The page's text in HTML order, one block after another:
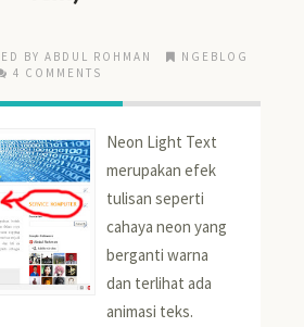
BY ABDUL ROHMAN
NGEBLOG
4 COMMENTS
Neon Light Text
merupakan efek
tulisan seperti
cahaya neon yang
berganti warna
dan terlihat ada
animasi teks.